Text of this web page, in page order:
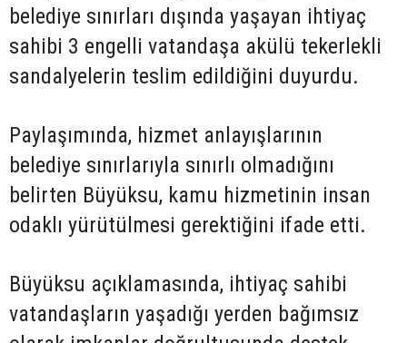
belediye sınırları dışında yaşayan ihtiyaç
sahibi 3 engelli vatandaşa akülü tekerlekli
sandalyelerin teslim edildiğini duyurdu.
Paylaşımında, hizmet anlayışlarının
belediye sınırlarıyla sınırlı olmadığını
belirten Büyüksu, kamu hizmetinin insan
odaklı yürütülmesi gerektiğini ifade etti.
Büyüksu açıklamasında, ihtiyaç sahibi
vatandaşların yaşadığı yerden bağımsız